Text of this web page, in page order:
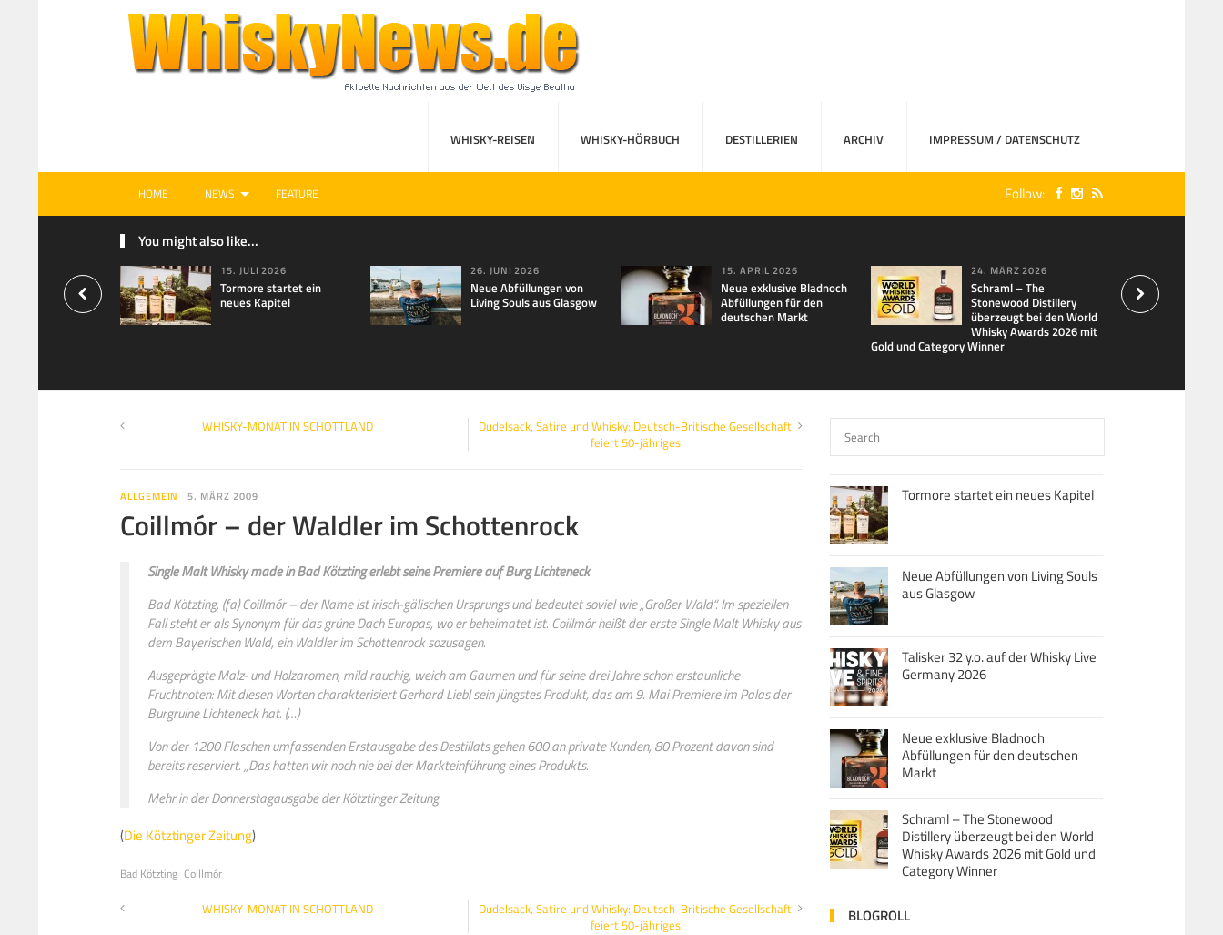
WHISKY-REISEN WHISKY-HÖRBUCH DESTILLERIEN ARCHIV IMPRESSUM / DATENSCHUTZ
HOME NEWS FEATURE Follow:
You might also like...
15. JULI 2026
Tormore startet ein
neues Kapitel
26. JUNI 2026
Neue Abfüllungen von
Living Souls aus Glasgow
15. APRIL 2026
Neue exklusive Bladnoch
Abfüllungen für den
deutschen Markt
24. MÄRZ 2026
Schraml – The
Stonewood Distillery
überzeugt bei den World
Whisky Awards 2026 mit
Gold und Category Winner
WHISKY-MONAT IN SCHOTTLAND
Dudelsack, Satire und Whisky: Deutsch-Britische Gesellschaft
feiert 50-jähriges
ALLGEMEIN 5. MÄRZ 2009
Coillmór – der Waldler im Schottenrock
Single Malt Whisky made in Bad Kötzting erlebt seine Premiere auf Burg Lichteneck
Bad Kötzting. (fa) Coillmór – der Name ist irisch-gälischen Ursprungs und bedeutet soviel wie „Großer Wald“. Im speziellen
Fall steht er als Synonym für das grüne Dach Europas, wo er beheimatet ist. Coillmór heißt der erste Single Malt Whisky aus
dem Bayerischen Wald, ein Waldler im Schottenrock sozusagen.
Ausgeprägte Malz- und Holzaromen, mild rauchig, weich am Gaumen und für seine drei Jahre schon erstaunliche
Fruchtnoten: Mit diesen Worten charakterisiert Gerhard Liebl sein jüngstes Produkt, das am 9. Mai Premiere im Palas der
Burgruine Lichteneck hat. (…)
Von der 1200 Flaschen umfassenden Erstausgabe des Destillats gehen 600 an private Kunden, 80 Prozent davon sind
bereits reserviert. „Das hatten wir noch nie bei der Markteinführung eines Produkts.
Mehr in der Donnerstagausgabe der Kötztinger Zeitung.
(Die Kötztinger Zeitung)
Bad Kötzting Coillmór
WHISKY-MONAT IN SCHOTTLAND
Dudelsack, Satire und Whisky: Deutsch-Britische Gesellschaft
feiert 50-jähriges
Tormore startet ein neues Kapitel
Neue Abfüllungen von Living Souls
aus Glasgow
Talisker 32 y.o. auf der Whisky Live
Germany 2026
Neue exklusive Bladnoch
Abfüllungen für den deutschen
Markt
Schraml – The Stonewood
Distillery überzeugt bei den World
Whisky Awards 2026 mit Gold und
Category Winner
BLOGROLL